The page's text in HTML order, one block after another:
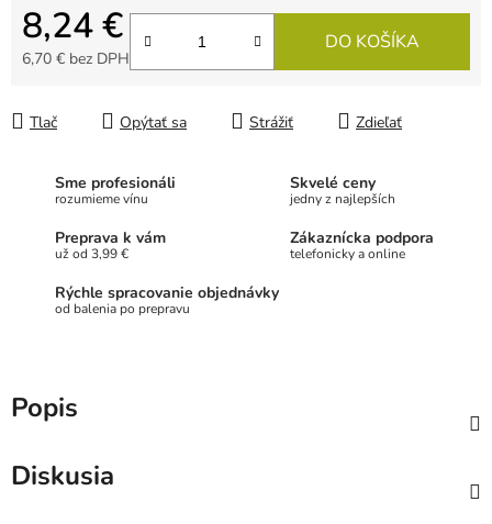
8,24 €
6,70 € bez DPH
DO KOŠÍKA
Tlač Opýtať sa Strážiť Zdieľať
Sme profesionáli
rozumieme vínu
Skvelé ceny
jedny z najlepších
Preprava k vám
už od 3,99 €
Zákaznícka podpora
telefonicky a online
Rýchle spracovanie objednávky
od balenia po prepravu
Popis
Diskusia